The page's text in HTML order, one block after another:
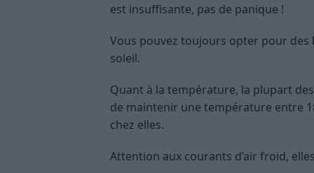
est insuffisante, pas de panique !
Vous pouvez toujours opter pour des
soleil.
Quant à la température, la plupart des
de maintenir une température entre
chez elles.
Attention aux courants d’air froid,